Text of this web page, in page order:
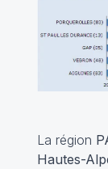
La région
Hautes-